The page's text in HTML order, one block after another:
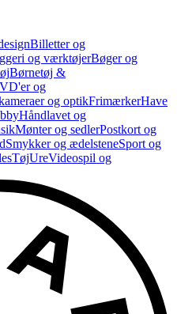
Billetter og
og værktøjerBøger og
Børnetøj &
og
og optikFrimærkerHave
Håndlavet og
Mønter og sedlerPostkort og
Smykker og ædelsteneSport og
TøjUreVideospil og